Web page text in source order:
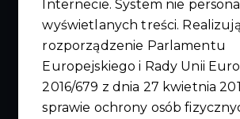
Internecie. System nie
wyświetlanych treści.
rozporządzenie Parlamentu
Europejskiego i Rady Unii
2016/679 z dnia 27 kwietnia
sprawie ochrony osób